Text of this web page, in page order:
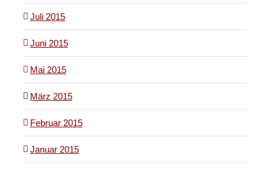
Juli 2015
Juni 2015
Mai 2015
März 2015
Februar 2015
Januar 2015